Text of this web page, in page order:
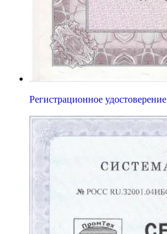
Регистрационное удостоверение